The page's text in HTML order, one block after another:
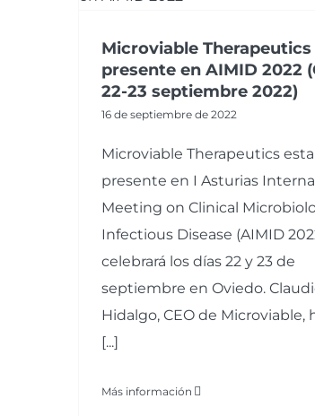
Microviable Therapeutics
presente en AIMID 2022
22-23 septiembre 2022)
16 de septiembre de 2022
Microviable Therapeutics
presente en I Asturias
Meeting on Clinical
Infectious Disease (AIMID
celebrará los días 22 y 23 de
septiembre en Oviedo.
Hidalgo, CEO de Microviable,
[...]
Más información